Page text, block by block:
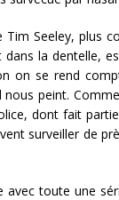
Tim Seeley, plus
dans la dentelle,
on se rend
nous peint.
dont fait
surveiller de
avec toute une